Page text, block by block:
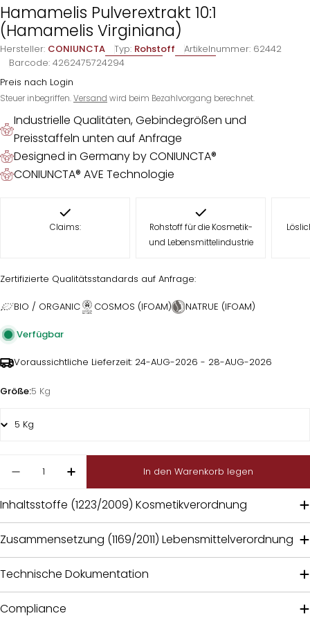
Hamamelis Pulverextrakt 10:1
(Hamamelis Virginiana)
Hersteller: CONIUNCTA Typ: Rohstoff Artikelnummer: 62442
Barcode: 4262475724294
Preis nach Login
Steuer inbegriffen.Versand wird beim Bezahlvorgang berechnet.
Industrielle Qualitäten, Gebindegrößen und
Preisstaffeln unten auf Anfrage
Designed in Germany by CONIUNCTA®
CONIUNCTA® AVE Technologie
Claims:
Rohstoff für die Kosmetik-
und Lebensmittelindustrie
Zertifizierte Qualitätsstandards auf Anfrage:
BIO / ORGANIC COSMOS (IFOAM) NATRUE (IFOAM)
Verfügbar
Voraussichtliche Lieferzeit: 24-AUG-2026 - 28-AUG-2026
Größe:5 Kg
Menge für Hamamelis Pulverextrakt 10:1
Menge für Hamamelis Pulverextrakt
In den Warenkorb legen
Inhaltsstoffe (1223/2009) Kosmetikverordnung
Zusammensetzung (1169/2011) Lebensmittelverordnung
Technische Dokumentation
Compliance